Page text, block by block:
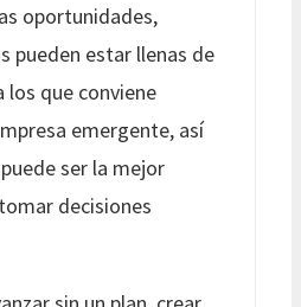
oportunidades,
pueden estar llenas de
los que conviene
emergente, así
ser la mejor
decisiones